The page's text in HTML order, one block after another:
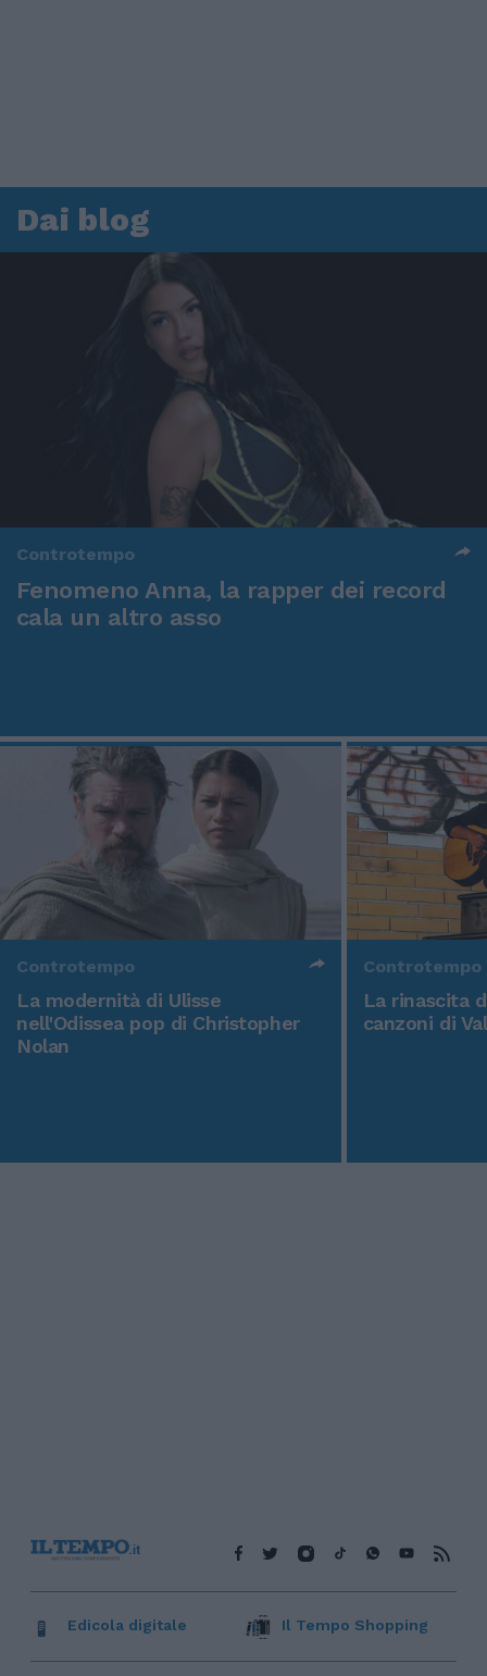
Dai blog
Controtempo
Fenomeno Anna, la rapper dei record
cala un altro asso
Controtempo
La modernità di Ulisse
nell'Odissea pop di Christopher
Nolan
Controtempo
La rinascita
canzoni di
Edicola digitale Il Tempo Shopping